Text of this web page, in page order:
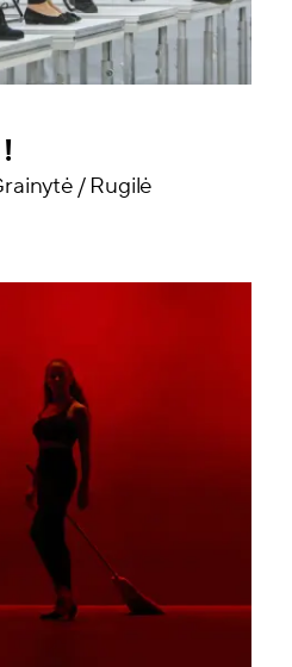
/ Rugilė